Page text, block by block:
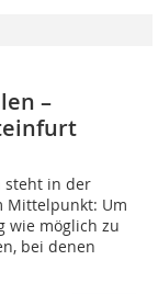
–
steht in der
Mittelpunkt: Um
wie möglich zu
bei denen